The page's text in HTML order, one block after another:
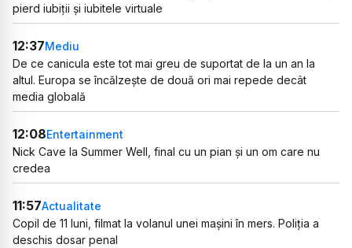
pierd iubiții și iubitele virtuale
12:37Mediu
De ce canicula este tot mai greu de suportat de la un an la
altul. Europa se încălzește de două ori mai repede decât
media globală
12:08Entertainment
Nick Cave la Summer Well, final cu un pian și un om care nu
credea
11:57Actualitate
Copil de 11 luni, filmat la volanul unei mașini în mers. Poliția a
deschis dosar penal